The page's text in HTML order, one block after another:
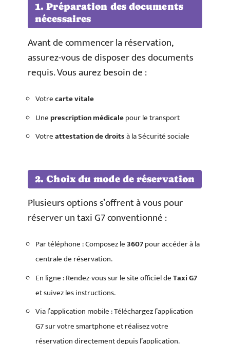
1. Préparation des documents
nécessaires
Avant de commencer la réservation,
assurez-vous de disposer des documents
requis. Vous aurez besoin de :
Votrecarte vitale
Uneprescription médicalepour le transport
Votreattestation de droitsà la Sécurité sociale
2. Choix du mode de réservation
Plusieurs options s’offrent à vous pour
réserver un taxi G7 conventionné :
Par téléphone : Composez le3607pour accéder à la
centrale de réservation.
En ligne : Rendez-vous sur le site officiel deTaxi G7
et suivez les instructions.
Via l’application mobile : Téléchargez l’application
G7 sur votre smartphone et réalisez votre
réservation directement depuis l’application.